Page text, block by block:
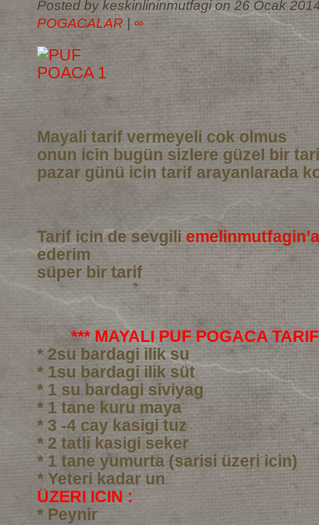
Posted by keskinlininmutfagi on 26 Ocak
POGACALAR
∞
Mayali tarif vermeyeli cok olmus
onun icin bugün sizlere güzel bir
pazar günü icin tarif arayanlarada
Tarif icin de sevgiliemelinmutfagin’a
ederim
süper bir tarif
*** MAYALI PUF POGACA
* 2su bardagi ilik su
* 1su bardagi ilik süt
* 1 su bardagi siviyag
* 1 tane kuru maya
* 3 -4 cay kasigi tuz
* 2 tatli kasigi seker
* 1 tane yumurta (sarisi üzeri icin)
* Yeteri kadar un
ÜZERI ICIN :
* Peynir